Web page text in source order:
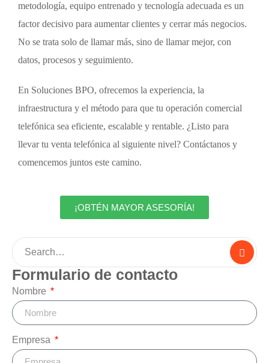
metodología, equipo entrenado y tecnología adecuada es un
factor decisivo para aumentar clientes y cerrar más negocios.
No se trata solo de llamar más, sino de llamar mejor, con
datos, procesos y seguimiento.
En Soluciones BPO, ofrecemos la experiencia, la
infraestructura y el método para que tu operación comercial
telefónica sea eficiente, escalable y rentable. ¿Listo para
llevar tu venta telefónica al siguiente nivel? Contáctanos y
comencemos juntos este camino.
¡OBTÉN MAYOR ASESORÍA!
Formulario de contacto
Nombre
Empresa